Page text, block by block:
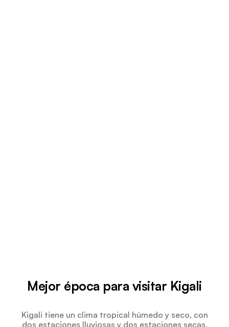
Mejor época para visitar Kigali
Kigali tiene un clima tropical húmedo y seco, con
dos estaciones lluviosas y dos estaciones secas.